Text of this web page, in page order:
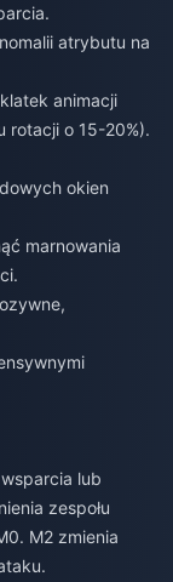
atrybutu na
animacji
rotacji o 15-20%).
okien
marnowania
lub
zespołu
M2 zmienia